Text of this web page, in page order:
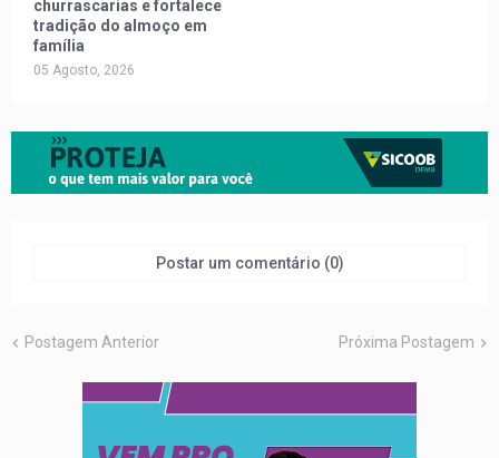
churrascarias e fortalece
tradição do almoço em
família
05 Agosto, 2026
Postar um comentário (0)
Postagem Anterior Próxima Postagem